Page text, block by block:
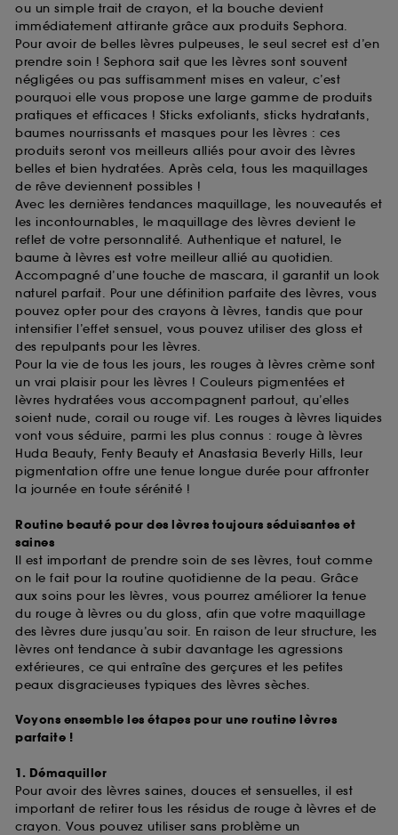
ou un simple trait de crayon, et la bouche devient
immédiatement attirante grâce aux produits Sephora.
Pour avoir de belles lèvres pulpeuses, le seul secret est d’en
prendre soin ! Sephora sait que les lèvres sont souvent
négligées ou pas suffisamment mises en valeur, c’est
pourquoi elle vous propose une large gamme de produits
pratiques et efficaces ! Sticks exfoliants, sticks hydratants,
baumes nourrissants et masques pour les lèvres : ces
produits seront vos meilleurs alliés pour avoir des lèvres
belles et bien hydratées. Après cela, tous les maquillages
de rêve deviennent possibles !
Avec les dernières tendances maquillage, les nouveautés et
les incontournables, le maquillage des lèvres devient le
reflet de votre personnalité. Authentique et naturel, le
baume à lèvres est votre meilleur allié au quotidien.
Accompagné d’une touche de mascara, il garantit un look
naturel parfait. Pour une définition parfaite des lèvres, vous
pouvez opter pour des crayons à lèvres, tandis que pour
intensifier l’effet sensuel, vous pouvez utiliser des gloss et
des repulpants pour les lèvres.
Pour la vie de tous les jours, les rouges à lèvres crème sont
un vrai plaisir pour les lèvres ! Couleurs pigmentées et
lèvres hydratées vous accompagnent partout, qu’elles
soient nude, corail ou rouge vif. Les rouges à lèvres liquides
vont vous séduire, parmi les plus connus : rouge à lèvres
Huda Beauty, Fenty Beauty et Anastasia Beverly Hills, leur
pigmentation offre une tenue longue durée pour affronter
la journée en toute sérénité !
Routine beauté pour des lèvres toujours séduisantes et
saines
Il est important de prendre soin de ses lèvres, tout comme
on le fait pour la routine quotidienne de la peau. Grâce
aux soins pour les lèvres, vous pourrez améliorer la tenue
du rouge à lèvres ou du gloss, afin que votre maquillage
des lèvres dure jusqu’au soir. En raison de leur structure, les
lèvres ont tendance à subir davantage les agressions
extérieures, ce qui entraîne des gerçures et les petites
peaux disgracieuses typiques des lèvres sèches.
Voyons ensemble les étapes pour une routine lèvres
parfaite !
1. Démaquiller
Pour avoir des lèvres saines, douces et sensuelles, il est
important de retirer tous les résidus de rouge à lèvres et de
crayon. Vous pouvez utiliser sans problème un